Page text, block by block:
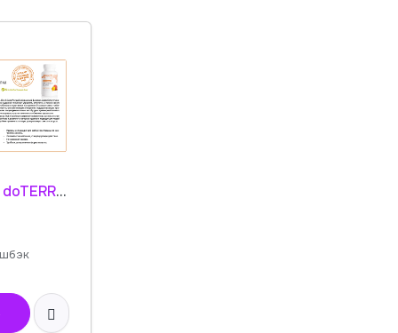
Листовка doTERRA "Стройные и дерзкие. БАД" 34270001